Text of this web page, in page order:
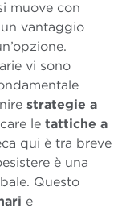
muove con
vantaggio
vi sono
strategie a
le tattiche a
qui è tra breve
è una
Questo
e